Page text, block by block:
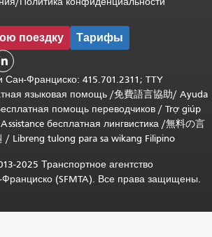
поездку Тарифы
Сан-Франциско: 415.701.2311; TTY
языковая помощь /免費語言協助/ Ayuda
помощь переводчиков / Trợ giúp
Assistance бесплатная лингвистика /無料の言
/ Libreng tulong para sa wikang Filipino
2025 Транспортное агентство
(SFMTA). Все права защищены.